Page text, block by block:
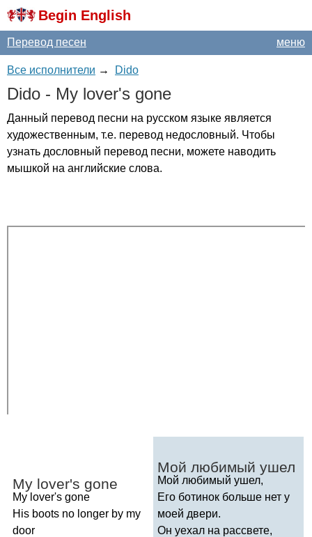
Begin English
меню
Перевод песен
Все исполнители → Dido
Dido - My lover's gone
Данный перевод песни на русском языке является
художественным, т.е. перевод недословный. Чтобы
узнать дословный перевод песни, можете наводить
мышкой на английские слова.
My lover's gone
My lover's gone
His boots no longer by my
door
Мой любимый ушел
Мой любимый ушел,
Его ботинок больше нет у
моей двери.
Он уехал на рассвете,